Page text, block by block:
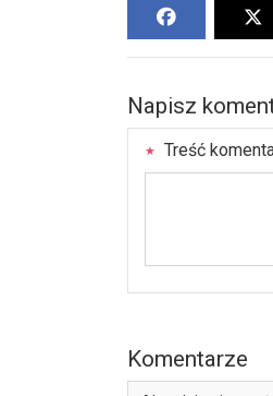
Napisz
Treść
Komentarze